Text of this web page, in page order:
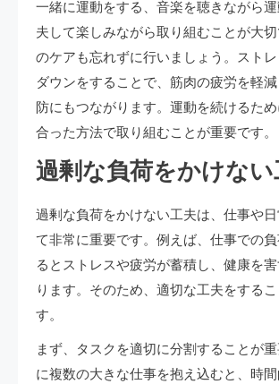
一緒に運動をする、音楽を聴きながら
夫して楽しみながら取り組むことが大
のケアも忘れずに行いましょう。スト
ダウンをすることで、筋肉の疲労を軽
防にもつながります。運動を続けるた
合った方法で取り組むことが重要です。
過剰な負荷をかけな
過剰な負荷をかけない工夫は、仕事や
て非常に重要です。例えば、仕事での
るとストレスや疲労が蓄積し、健康を
ります。そのため、適切な工夫をする
す。
まず、タスクを適切に分割することが
に複数の大きな仕事を抱え込むと、時